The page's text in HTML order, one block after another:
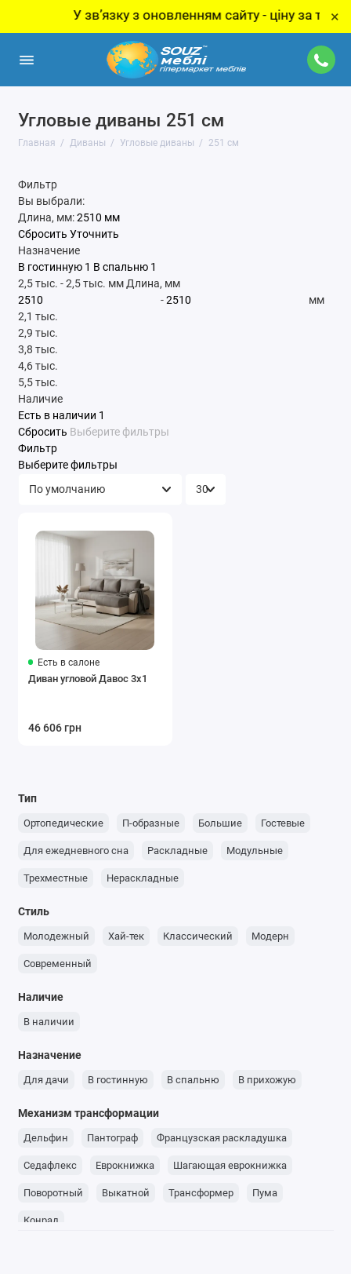
У звʼязку з оновленням сайту - ціну за товар×
Угловые диваны 251 см
Главная Диваны Угловые диваны 251 см
Фильтр
Вы выбрали:
Длина, мм: 2510 мм
Сбросить Уточнить
Назначение
В гостинную 1 В спальню 1
2,5 тыс. -2,5 тыс. ммДлина, мм
-
мм
2,1 тыс.
2,9 тыс.
3,8 тыс.
4,6 тыс.
5,5 тыс.
Наличие
Есть в наличии 1
Сбросить Выберите фильтры
Фильтр
Выберите фильтры
Есть в салоне
Диван угловой Давос 3х1
46 606 грн
Тип
Ортопедические П-образные Большие Гостевые
Для ежедневного сна Раскладные Модульные
Трехместные Нераскладные
Стиль
Молодежный Хай-тек Классический Модерн
Современный
Наличие
В наличии
Назначение
Для дачи В гостинную В спальню В прихожую
Механизм трансформации
Дельфин Пантограф Французская раскладушка
Седафлекс Еврокнижка Шагающая еврокнижка
Поворотный Выкатной Трансформер Пума
Конрад